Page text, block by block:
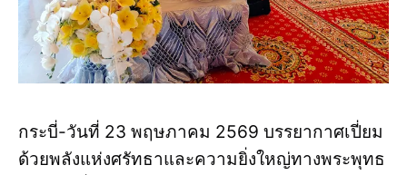
กระบี่-วันที่ 23 พฤษภาคม 2569 บรรยากาศเปี่ยม
ด้วยพลังแห่งศรัทธาและความยิ่งใหญ่ทางพระพุทธ